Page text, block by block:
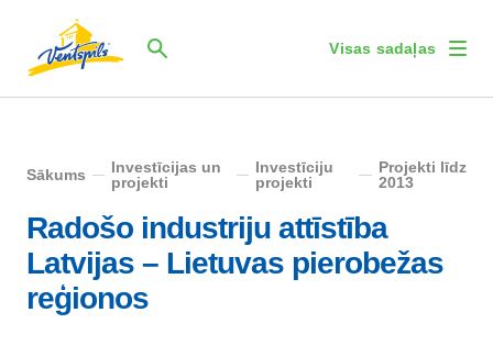
Visas sadaļas
Sākums
Investīcijas un
projekti
Investīciju
projekti
Projekti līdz
2013
Radošo industriju attīstība
Latvijas – Lietuvas pierobežas
reģionos